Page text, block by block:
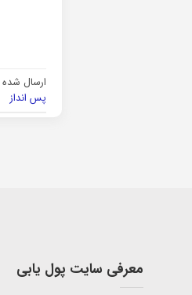
ارسال
پس انداز
معرفی سایت پول یابی